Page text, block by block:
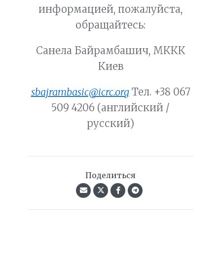
информацией, пожалуйста,
обращайтесь:
Санела Байрамбашич, МККК
Киев
sbajrambasic@icrc.orgТел. +38 067
509 4206 (английский /
русский)
Поделиться